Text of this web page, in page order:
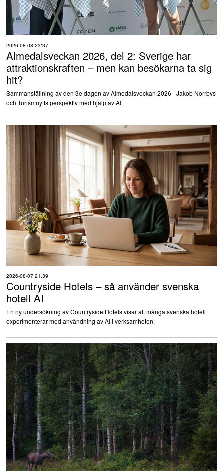
2026-08-08 23:37
Almedalsveckan 2026, del 2: Sverige har
attraktionskraften – men kan besökarna ta sig
hit?
Sammanställning av den 3e dagen av Almedalsveckan 2026 - Jakob Norrbys
och Turismnytts perspektiv med hjälp av AI
2026-08-07 21:39
Countryside Hotels – så använder svenska
hotell AI
En ny undersökning av Countryside Hotels visar att många svenska hotell
experimenterar med användning av AI i verksamheten.